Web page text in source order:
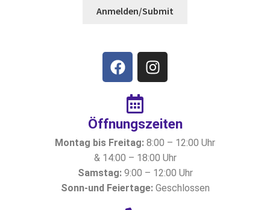
Anmelden/Submit
Öffnungszeiten​
Montag bis Freitag: 8:00 – 12:00 Uhr
& 14:00 – 18:00 Uhr
Samstag:9:00 – 12:00 Uhr
Sonn-und Feiertage:Geschlossen